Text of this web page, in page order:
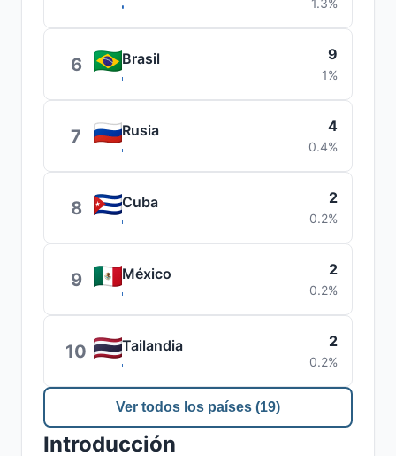
1.3%
6 Brasil 9
1%
7 Rusia 4
0.4%
8 Cuba 2
0.2%
9 México 2
0.2%
10 Tailandia 2
0.2%
Ver todos los países (19)
Introducción